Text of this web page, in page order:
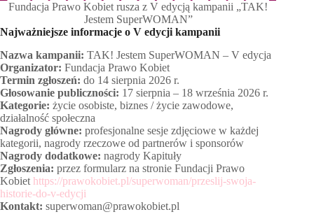
Fundacja Prawo Kobiet rusza z V edycją kampanii „TAK!
Jestem SuperWOMAN”
Najważniejsze informacje o V edycji kampanii
Nazwa kampanii: TAK! Jestem SuperWOMAN – V edycja
Organizator: Fundacja Prawo Kobiet
Termin zgłoszeń: do 14 sierpnia 2026 r.
Głosowanie publiczności: 17 sierpnia – 18 września 2026 r.
Kategorie: życie osobiste, biznes / życie zawodowe,
działalność społeczna
Nagrody główne: profesjonalne sesje zdjęciowe w każdej
kategorii, nagrody rzeczowe od partnerów i sponsorów
Nagrody dodatkowe: nagrody Kapituły
Zgłoszenia: przez formularz na stronie Fundacji Prawo
Kobiet https://prawokobiet.pl/superwoman/przeslij-swoja-
historie-do-v-edycji
Kontakt: superwoman@prawokobiet.pl